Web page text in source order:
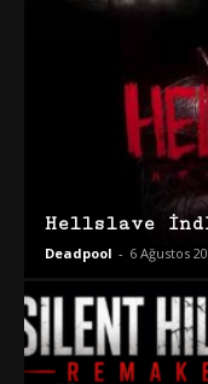
Hellslave
Deadpool - 6 Ağustos